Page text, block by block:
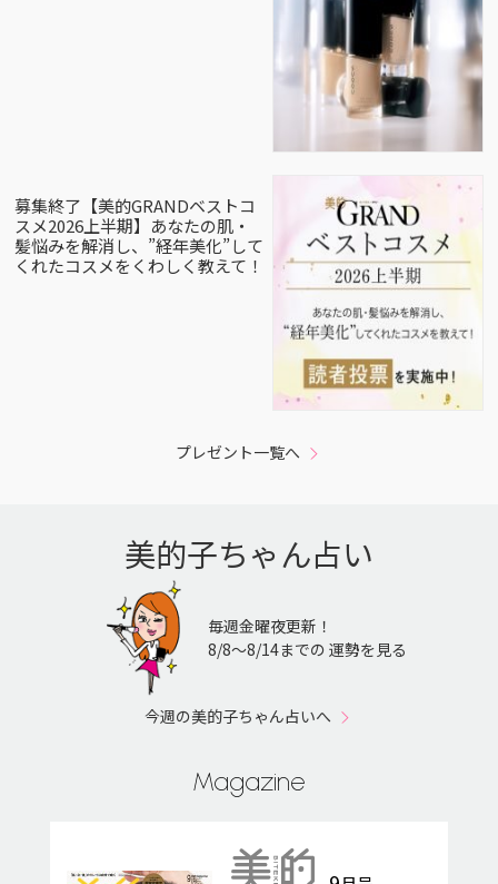
募集終了【美的GRANDベストコ
スメ2026上半期】あなたの肌・
髪悩みを解消し、”経年美化”して
くれたコスメをくわしく教えて！
プレゼント一覧へ
美的子ちゃん占い
毎週金曜夜更新！
8/8〜8/14までの 運勢を見る
今週の美的子ちゃん占いへ
Magazine